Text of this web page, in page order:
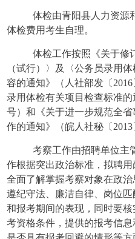
体检由青阳县人力资源
体检费用考生自理。
体检工作按照《关于修
（试行）〉及〈公务员录用
容的通知》（人社部发〔
录用体检有关项目检查标准
号）和《关于进一步规范全
作的通知》（皖人社秘〔2013
考察工作由招聘单位主
作根据突出政治标准，拟聘
全面了解掌握考察对象在政治
遵纪守法、廉洁自律、岗位
和报考期间的表现，同时要
考资格条件，提供的报考信